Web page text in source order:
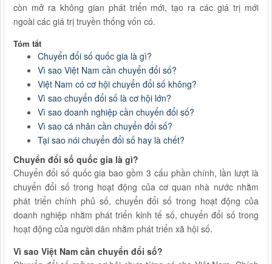
còn mở ra không gian phát triển mới, tạo ra các giá trị mới
ngoài các giá trị truyền thống vốn có.
Tóm tắt
Chuyển đổi số quốc gia là gì?
Vì sao Việt Nam cần chuyển đổi số?
Việt Nam có cơ hội chuyển đổi số không?
Vì sao chuyển đổi số là cơ hội lớn?
Vì sao doanh nghiệp cần chuyển đổi số?
Vì sao cá nhân cần chuyển đổi số?
Tại sao nói chuyển đổi số hay là chết?
Chuyển đổi số quốc gia là gì?
Chuyển đổi số quốc gia bao gồm 3 cấu phần chính, lần lượt là
chuyển đổi số trong hoạt động của cơ quan nhà nước nhằm
phát triển chính phủ số, chuyển đổi số trong hoạt động của
doanh nghiệp nhằm phát triển kinh tế số, chuyển đổi số trong
hoạt động của người dân nhằm phát triển xã hội số.
Vì sao Việt Nam cần chuyển đổi số?